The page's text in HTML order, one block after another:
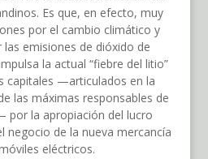
Es que, en efecto, muy
por el cambio climático y
emisiones de dióxido de
la actual “fiebre del litio”
capitales —articulados en la
las máximas responsables de
por la apropiación del lucro
negocio de la nueva mercancía
eléctricos.